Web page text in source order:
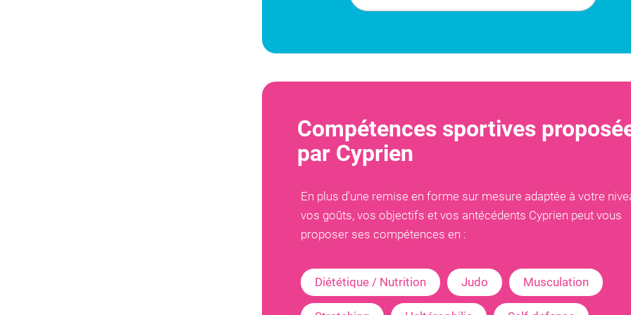
Compétences sportives
par Cyprien
En plus d'une remise en forme sur mesure adaptée à votre
vos goûts, vos objectifs et vos antécédents Cyprien peut vous
proposer ses compétences en :
Diététique / Nutrition Judo Musculation